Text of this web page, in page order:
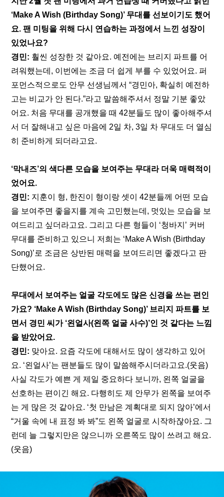
‘Make A Wish (Birthday Song)’ 무대를 선보이기도 했어
요. 팬 미팅을 위해 다시 연습하는 과정에서 느낀 성장이
있었나요?
경민: 훨씬 성장한 것 같아요. 예전에는 브리지 파트를 어
려워했는데, 이번에는 조금 더 쉽게 부를 수 있었어요. 퍼
포먼스적으로도 안무 선생님께서 “경민아, 확실히 예전하
고는 비교가 안 된다.”라고 말씀해주셔서 정말 기분 좋았
어요. 처음 무대를 공개했을 때 42분들도 많이 좋아해주셔
서 더 잘해내고 싶은 마음에 2일 차, 3일 차 무대도 더 열심
히 준비하게 되더라고요.
‘막내즈’의 색다른 모습을 보여주는 무대라 더욱 매력적이
었어요.
경민: 지훈이 형, 한진이 형이랑 셋이 42분들께 어떤 모습
을 보여주면 좋을지를 계속 고민했는데, 멋있는 모습을 보
여드리고 싶더라고요. 그리고 다른 형들이 ‘청바지’ 커버
무대를 준비하고 있으니 저희는 ‘Make A Wish (Birthday
Song)’로 조금은 상반된 매력을 보여드리면 좋겠다고 판
단했어요.
무대에서 보여주는 얼굴 각도에도 많은 신경을 쓰는 편인
가요? ‘Make A Wish (Birthday Song)’ 브리지 파트를 보
면서 경민 씨가 ‘왼얼사(왼쪽 얼굴 사수)’인 것 같다는 느낌
을 받았어요.
경민: 맞아요. 요즘 각도에 대해서도 많이 생각하고 있어
요. ‘왼얼사’는 팬분들도 많이 말씀해주시더라고요.(웃음)
사실 각도가 예쁜 게 제일 중요하다 보니까, 왼쪽 얼굴을
선호하는 편이긴 해요. 다행히도 제 안무가 왼쪽을 보여주
는 게 많은 것 같아요. ‘첫 만남은 계획대로 되지 않아’에서
“거울 속에 내 표정 봐 봐”도 왼쪽 얼굴로 시작하잖아요. 그
런데 늘 그렇지만은 않으니까 오른쪽도 많이 쓰려고 해요.
(웃음)